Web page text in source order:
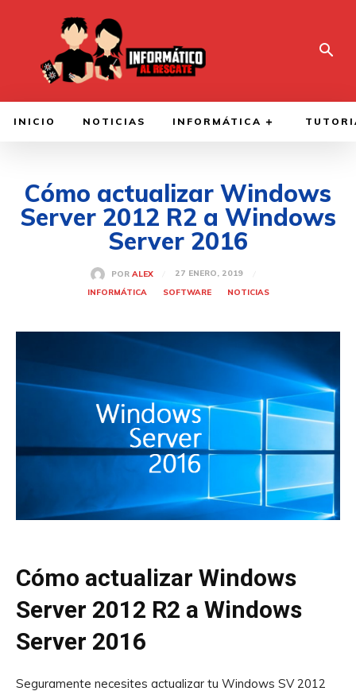
INICIO NOTICIAS INFORMÁTICA
Cómo actualizar Windows
Server 2012 R2 a Windows
Server 2016
POR ALEX
27 ENERO, 2019
INFORMÁTICA
SOFTWARE NOTICIAS
Cómo actualizar Windows
Server 2012 R2 a Windows
Server 2016
Seguramente necesites actualizar tu Windows SV 2012